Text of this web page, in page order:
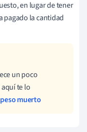
en lugar de tener
pagado la cantidad
un poco
te lo
muerto